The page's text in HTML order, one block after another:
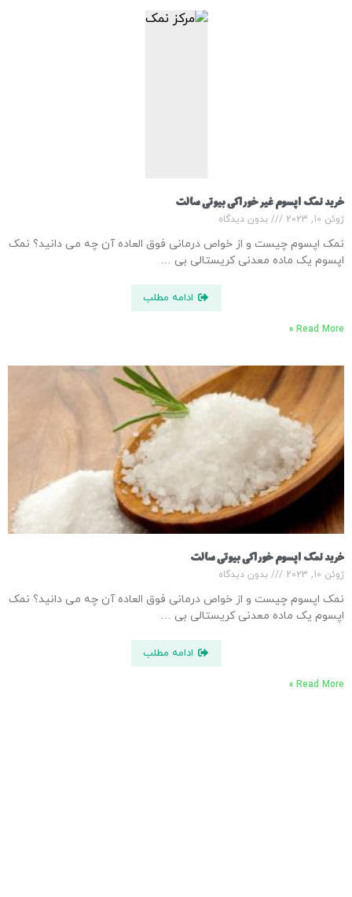
خرید نمک اپسوم غیر خوراکی بیوتی سالت
ژوئن 10, 2023 بدون دیدگاه
نمک اپسوم چیست و از خواص درمانی فوق العاده آن چه می دانید؟ نمک
اپسوم یک ماده معدنی کریستالی بی …
ادامه مطلب
Read More »
خرید نمک اپسوم خوراکی بیوتی سالت
ژوئن 10, 2023 بدون دیدگاه
نمک اپسوم چیست و از خواص درمانی فوق العاده آن چه می دانید؟ نمک
اپسوم یک ماده معدنی کریستالی بی …
ادامه مطلب
Read More »